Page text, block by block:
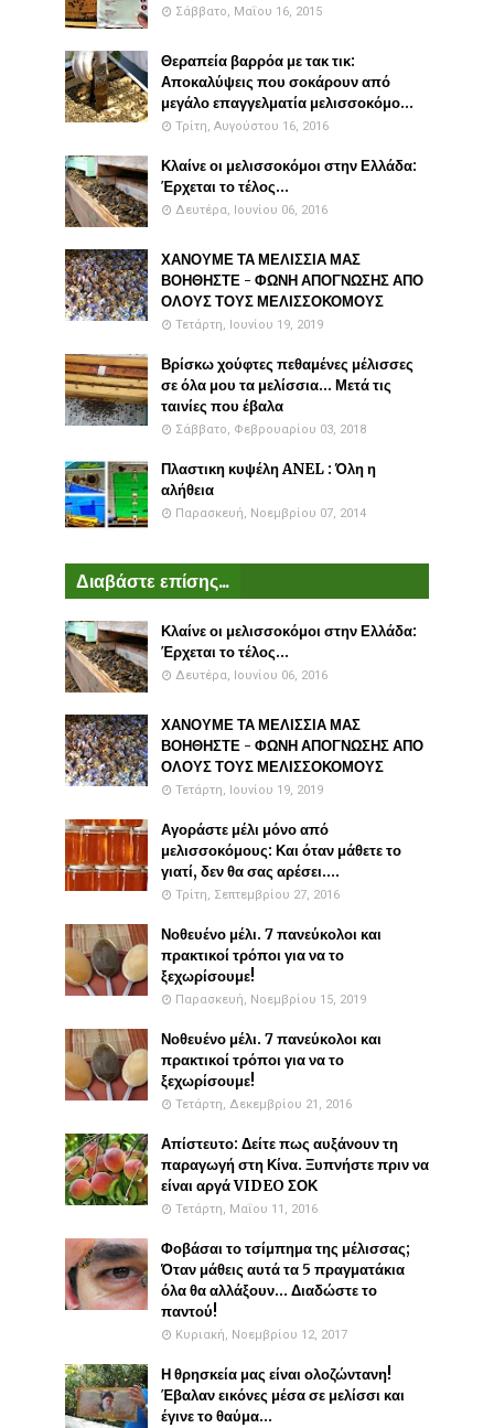
Σάββατο, Μαΐου 16, 2015
Θεραπεία βαρρόα με τακ τικ:
Αποκαλύψεις που σοκάρουν από
μεγάλο επαγγελματία μελισσοκόμο...
Τρίτη, Αυγούστου 16, 2016
Κλαίνε οι μελισσοκόμοι στην Ελλάδα:
Έρχεται το τέλος...
Δευτέρα, Ιουνίου 06, 2016
ΧΑΝΟΥΜΕ ΤΑ ΜΕΛΙΣΣΙΑ ΜΑΣ
ΒΟΗΘΗΣΤΕ - ΦΩΝΗ ΑΠΟΓΝΩΣΗΣ ΑΠΟ
ΟΛΟΥΣ ΤΟΥΣ ΜΕΛΙΣΣΟΚΟΜΟΥΣ
Τετάρτη, Ιουνίου 19, 2019
Βρίσκω χούφτες πεθαμένες μέλισσες
σε όλα μου τα μελίσσια... Μετά τις
ταινίες που έβαλα
Σάββατο, Φεβρουαρίου 03, 2018
Πλαστικη κυψέλη ANEL : Όλη η
αλήθεια
Παρασκευή, Νοεμβρίου 07, 2014
Διαβάστε επίσης...
Κλαίνε οι μελισσοκόμοι στην Ελλάδα:
Έρχεται το τέλος...
Δευτέρα, Ιουνίου 06, 2016
ΧΑΝΟΥΜΕ ΤΑ ΜΕΛΙΣΣΙΑ ΜΑΣ
ΒΟΗΘΗΣΤΕ - ΦΩΝΗ ΑΠΟΓΝΩΣΗΣ ΑΠΟ
ΟΛΟΥΣ ΤΟΥΣ ΜΕΛΙΣΣΟΚΟΜΟΥΣ
Τετάρτη, Ιουνίου 19, 2019
Αγοράστε μέλι μόνο από
μελισσοκόμους: Και όταν μάθετε το
γιατί, δεν θα σας αρέσει....
Τρίτη, Σεπτεμβρίου 27, 2016
Νοθευένο μέλι. 7 πανεύκολοι και
πρακτικοί τρόποι για να το
ξεχωρίσουμε!
Παρασκευή, Νοεμβρίου 15, 2019
Νοθευένο μέλι. 7 πανεύκολοι και
πρακτικοί τρόποι για να το
ξεχωρίσουμε!
Τετάρτη, Δεκεμβρίου 21, 2016
Απίστευτο: Δείτε πως αυξάνουν τη
παραγωγή στη Κίνα. Ξυπνήστε πριν να
είναι αργά VIDEO ΣΟΚ
Τετάρτη, Μαΐου 11, 2016
Φοβάσαι το τσίμπημα της μέλισσας;
Όταν μάθεις αυτά τα 5 πραγματάκια
όλα θα αλλάξουν... Διαδώστε το
παντού!
Κυριακή, Νοεμβρίου 12, 2017
Η θρησκεία μας είναι ολοζώντανη!
Έβαλαν εικόνες μέσα σε μελίσσι και
έγινε το θαύμα...